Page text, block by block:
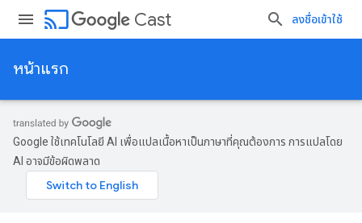
cast Cast ลงชื่อเข้าใช้
หน้าแรก
Google ใช้เทคโนโลยี AI เพื่อแปลเนื้อหาเป็นภาษาที่คุณต้องการ การแปลโดย
AI อาจมีข้อผิดพลาด